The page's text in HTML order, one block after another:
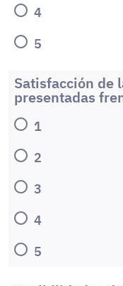
4
5
Satisfacción de
presentadas
1
2
3
4
5